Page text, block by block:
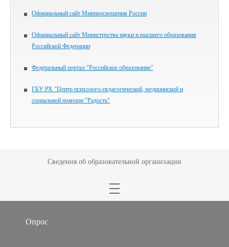
Официальный сайт Минпросвещения России
Официальный сайт Министерства науки и высшего образования
Российской Федерации
Федеральный портал "Российское образование"
ГБУ РХ "Центр психолого-педагогической, медицинской и
социальной помощи "Радость"
Сведения об образовательной организации
Опрос